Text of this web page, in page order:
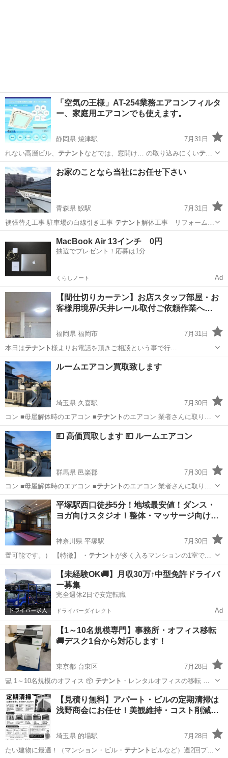
「空気の王様」AT-254業務エアコンフィルタ
ー、家庭用エアコンでも使えます。
静岡県 焼津駅
7月31日
れない高層ビル、 テナント などでは、窓開け… の取り込みにくいテナ
ントビル、窓の開かな…
静岡 焼津市 焼津駅 エアコン掃除
お家のことなら当社にお任せ下さい
青森県 鮫駅
7月31日
襖張替え工事 駐車場の白線引き工事 テナント解体工事 リフォームも
受付中です。 …
MacBook Air 13インチ 0円
抽選でプレゼント！応募は1分
くらしノート Ad
【間仕切りカーテン】お店スタッフ部屋・お
客様用境界/天井レール取付ご依頼作業へ…
福岡県 福岡市
7月31日
本日はテナント様よりお電話を頂きご相談という事で行…
福岡 福岡市
ルームエアコン買取致します
埼玉県 久喜駅
7月30日
コン ■母屋解体時のエアコン ■テナントのエアコン 業者さんに取り外
し依…
埼玉 久喜市 久喜駅 リサイクルショップ
💴 高価買取します 💴 ルームエアコン
群馬県 邑楽郡
7月30日
コン ■母屋解体時のエアコン ■テナントのエアコン 業者さんに取り外
し依…
群馬 邑楽郡 不用品買取 買取
平塚駅西口徒歩5分！地域最安値！ダンス・
ヨガ向けスタジオ！整体・マッサージ向け…
神奈川県 平塚駅
7月30日
置可能です。） 【特徴】 ・ テナント が多く入るマンションの1室で、
ある程…
神奈川 平塚市 平塚駅 その他
【未経験OK🚚】月収30万↑中型免許ドライバ
ー募集
完全週休2日で安定転職
ドライバーダイレクト Ad
【1～10名規模専門】事務所・オフィス移転
🚚デスク1台から対応します！
東京都 台東区
7月28日
💻 1～10名規模のオフィス 📦 テナント ・レンタルオフィスの移転 🔄
レイ…
東京 台東区 引っ越し テナント
【見積り無料】アパート・ビルの定期清掃は
浅野商会にお任せ！美観維持・コスト削減…
埼玉県 的場駅
7月28日
たい建物に最適！（マンション・ビル・ テナント ビルなど）週2回プラ